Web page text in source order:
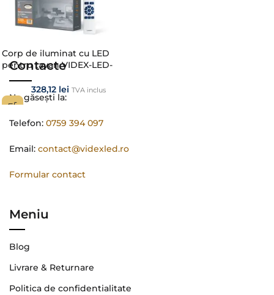
Corp de iluminat cu LED
pentru tavan VIDEX-LED-
328,12 lei TVA inclus
Contacte
Ne găsești la:
Telefon: 0759 394 097
Email: contact@videxled.ro
Formular contact
Meniu
Blog
Livrare & Returnare
Politica de confidentialitate